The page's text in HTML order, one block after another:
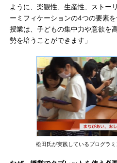
ように、楽観性、生産性、ストー
ーミフィケーションの4つの要素
授業は、子どもの集中力や意欲を
勢を培うことができます」
松田氏が実践しているプログラ